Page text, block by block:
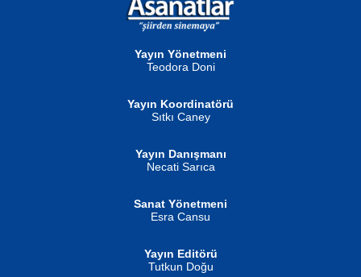
NURAN KÖSE BAYDAR
Ben Deniz Değilim ki...
Yayın Yönetmeni
Teodora Doni
Yayın Koordinatörü
Sıtkı Caney
Yayın Danışmanı
Necati Sarıca
Sanat Yönetmeni
Esra Cansu
Yayın Editörü
Tutkun Doğu